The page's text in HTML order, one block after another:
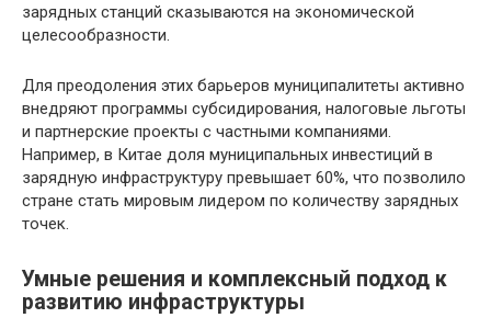
зарядных станций сказываются на экономической
целесообразности.
Для преодоления этих барьеров муниципалитеты активно
внедряют программы субсидирования, налоговые льготы
и партнерские проекты с частными компаниями.
Например, в Китае доля муниципальных инвестиций в
зарядную инфраструктуру превышает 60%, что позволило
стране стать мировым лидером по количеству зарядных
точек.
Умные решения и комплексный подход к
развитию инфраструктуры